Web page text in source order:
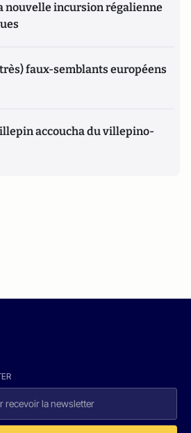
nouvelle incursion régalienne
faux-semblants européens
accoucha du villepino-